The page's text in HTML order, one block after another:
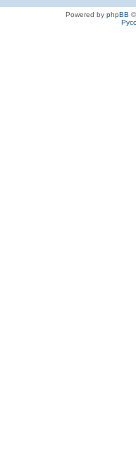
Powered by phpBB